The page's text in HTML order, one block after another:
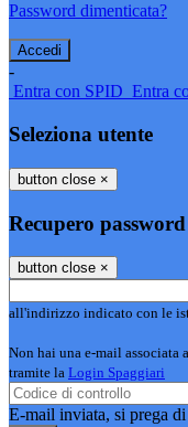
Password dimenticata?
-
Entra con SPID Entra
Seleziona utente
button close ×
Recupero password
button close ×
all'indirizzo indicato con le
Non hai una e-mail associata
tramite la Login Spaggiari
E-mail inviata, si prega